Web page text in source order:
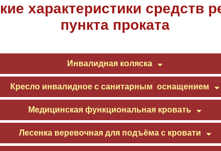
характеристики средств
пункта проката
Инвалидная коляска
Кресло инвалидное с санитарным оснащением
Медицинская функциональная кровать
Лесенка веревочная для подъёма с кровати